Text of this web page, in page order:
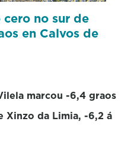
no sur de
en Calvos de
marcou -6,4 graos
Xinzo da Limia, -6,2 á